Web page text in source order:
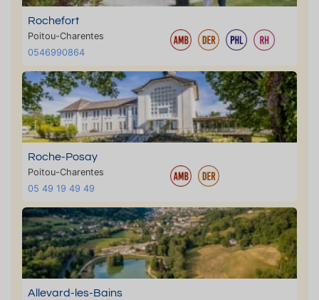
Rochefort
Poitou-Charentes
0546990864
Roche-Posay
Poitou-Charentes
05 49 19 49 49
Allevard-les-Bains